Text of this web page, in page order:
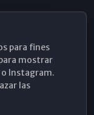
para fines
mostrar
Instagram.
las